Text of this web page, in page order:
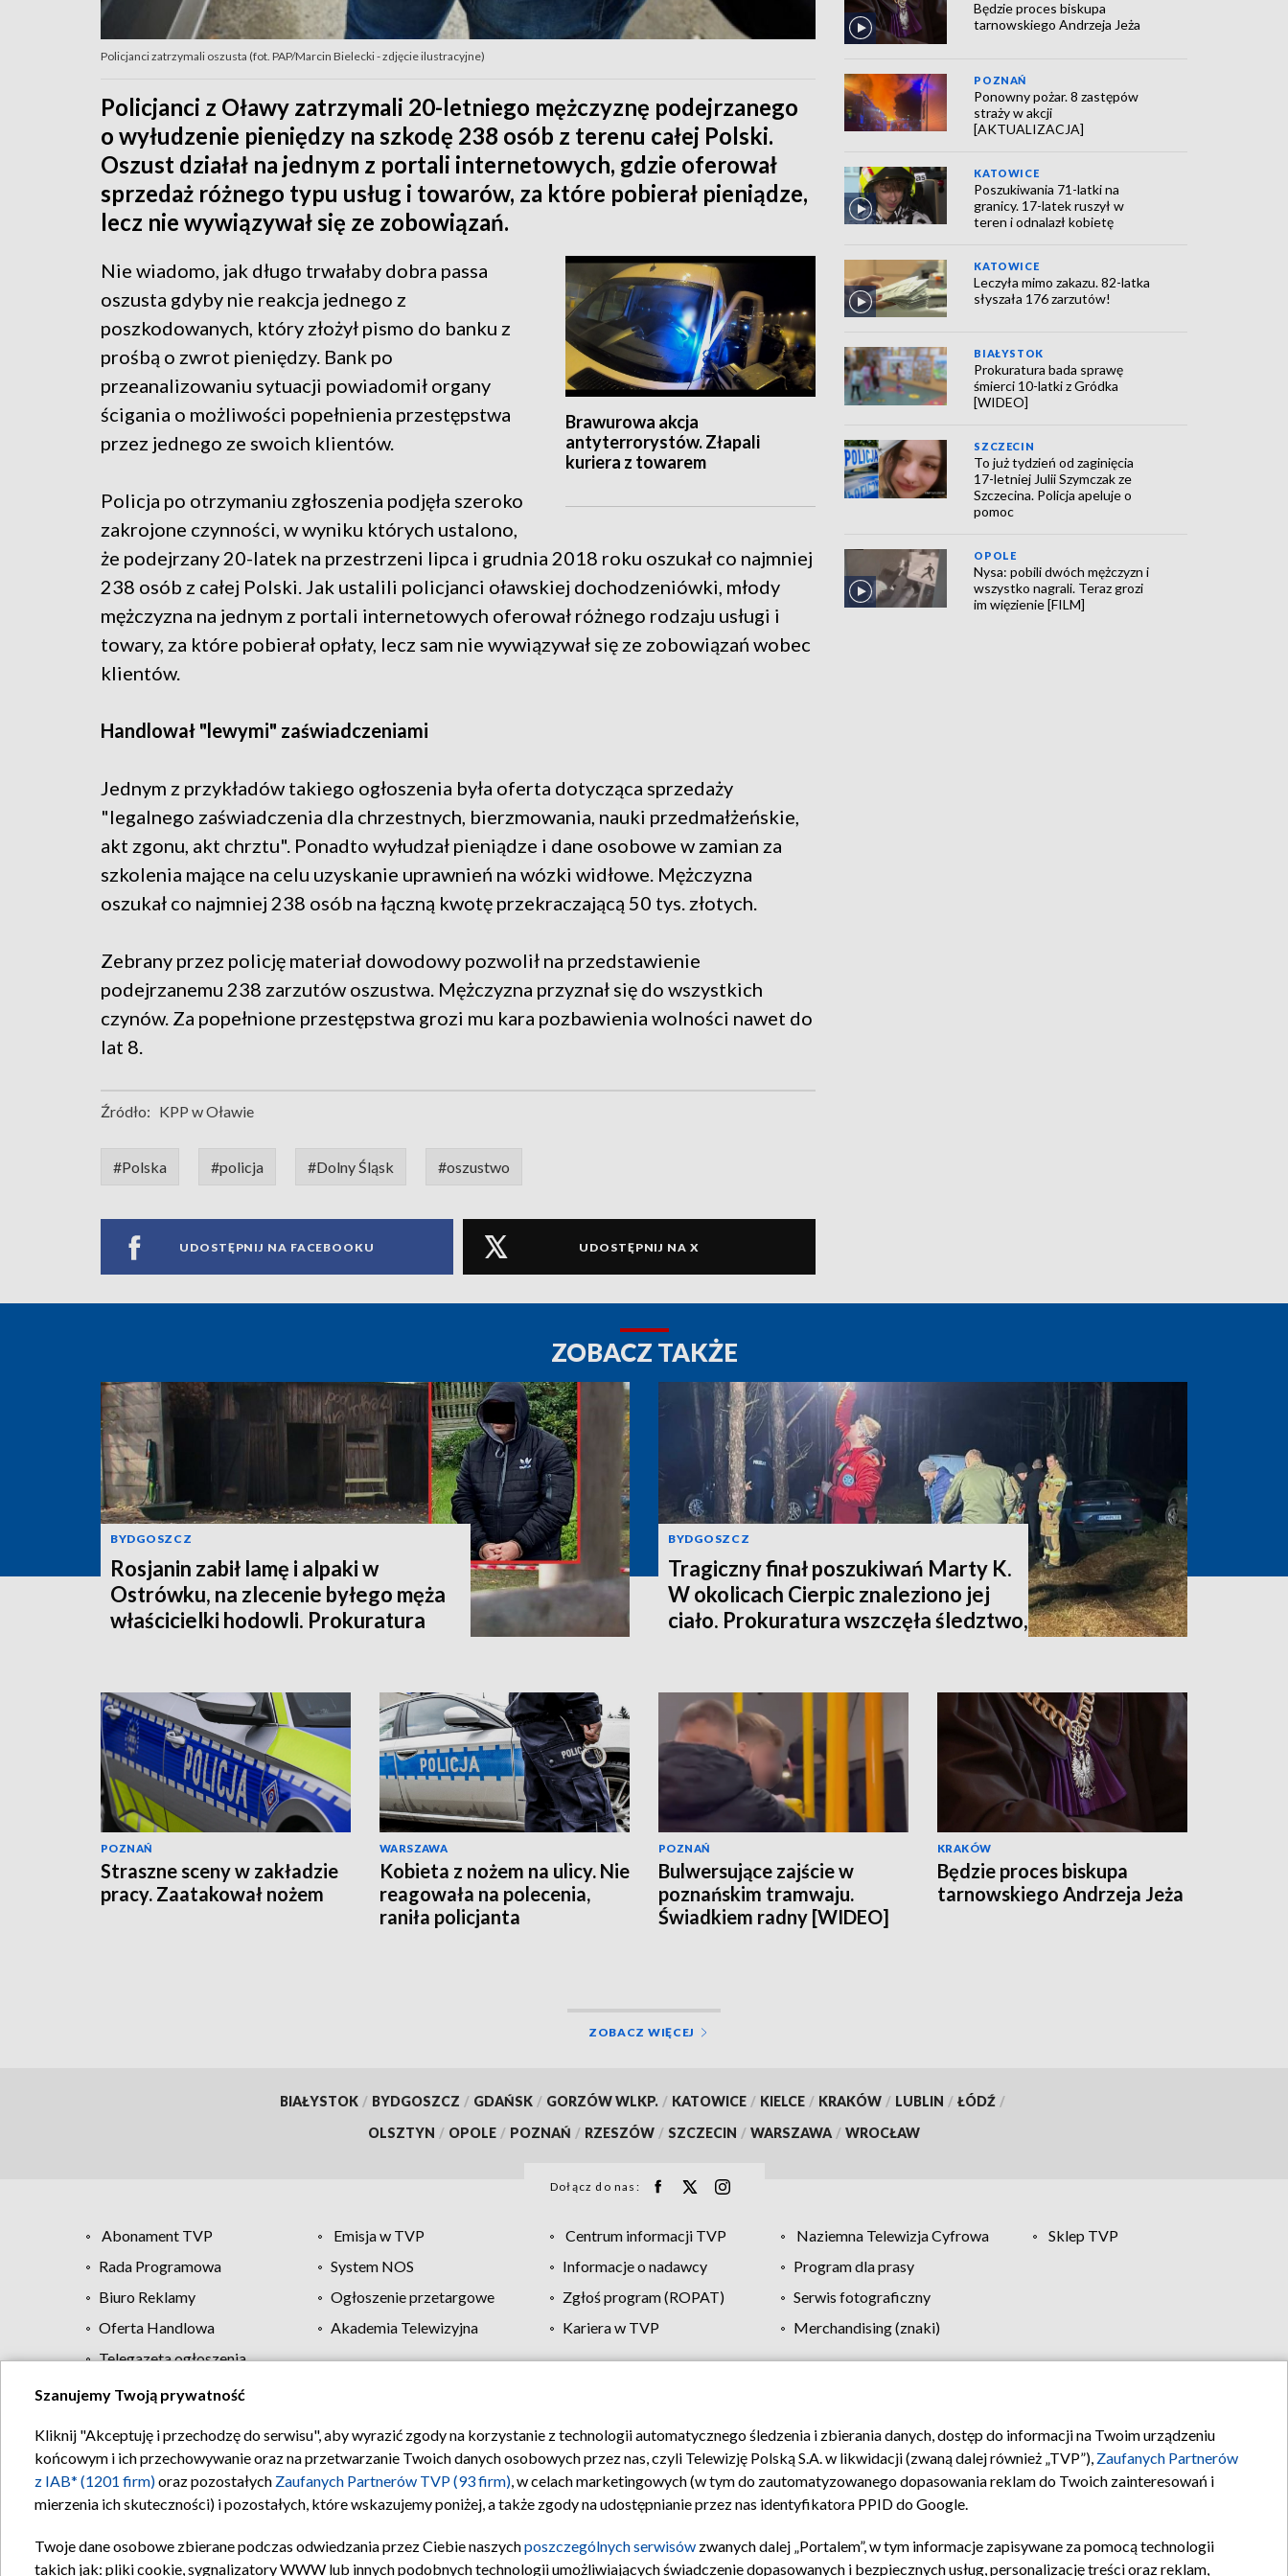
Policjanci zatrzymali oszusta (fot. PAP/Marcin Bielecki - zdjęcie ilustracyjne)
Policjanci z Oławy zatrzymali 20-letniego mężczyznę podejrzanego
o wyłudzenie pieniędzy na szkodę 238 osób z terenu całej Polski.
Oszust działał na jednym z portali internetowych, gdzie oferował
sprzedaż różnego typu usług i towarów, za które pobierał pieniądze,
lecz nie wywiązywał się ze zobowiązań.
Brawurowa akcja
antyterrorystów. Złapali
kuriera z towarem
Nie wiadomo, jak długo trwałaby dobra passa
oszusta gdyby nie reakcja jednego z
poszkodowanych, który złożył pismo do banku z
prośbą o zwrot pieniędzy. Bank po
przeanalizowaniu sytuacji powiadomił organy
ścigania o możliwości popełnienia przestępstwa
przez jednego ze swoich klientów.
Policja po otrzymaniu zgłoszenia podjęła szeroko
zakrojone czynności, w wyniku których ustalono,
że podejrzany 20-latek na przestrzeni lipca i grudnia 2018 roku oszukał co najmniej
238 osób z całej Polski. Jak ustalili policjanci oławskiej dochodzeniówki, młody
mężczyzna na jednym z portali internetowych oferował różnego rodzaju usługi i
towary, za które pobierał opłaty, lecz sam nie wywiązywał się ze zobowiązań wobec
klientów.
Handlował "lewymi" zaświadczeniami
Jednym z przykładów takiego ogłoszenia była oferta dotycząca sprzedaży
"legalnego zaświadczenia dla chrzestnych, bierzmowania, nauki przedmałżeńskie,
akt zgonu, akt chrztu". Ponadto wyłudzał pieniądze i dane osobowe w zamian za
szkolenia mające na celu uzyskanie uprawnień na wózki widłowe. Mężczyzna
oszukał co najmniej 238 osób na łączną kwotę przekraczającą 50 tys. złotych.
Zebrany przez policję materiał dowodowy pozwolił na przedstawienie
podejrzanemu 238 zarzutów oszustwa. Mężczyzna przyznał się do wszystkich
czynów. Za popełnione przestępstwa grozi mu kara pozbawienia wolności nawet do
lat 8.
Źródło: KPP w Oławie
#Polska #policja #Dolny Śląsk #oszustwo
UDOSTĘPNIJ NA FACEBOOKU UDOSTĘPNIJ NA X
Będzie proces biskupa
tarnowskiego Andrzeja Jeża
POZNAŃ
Ponowny pożar. 8 zastępów
straży w akcji
[AKTUALIZACJA]
KATOWICE
Poszukiwania 71-latki na
granicy. 17-latek ruszył w
teren i odnalazł kobietę
KATOWICE
Leczyła mimo zakazu. 82-latka
słyszała 176 zarzutów!
BIAŁYSTOK
Prokuratura bada sprawę
śmierci 10-latki z Gródka
[WIDEO]
SZCZECIN
To już tydzień od zaginięcia
17-letniej Julii Szymczak ze
Szczecina. Policja apeluje o
pomoc
OPOLE
Nysa: pobili dwóch mężczyzn i
wszystko nagrali. Teraz grozi
im więzienie [FILM]
ZOBACZ TAKŻE
BYDGOSZCZ
Rosjanin zabił lamę i alpaki w
Ostrówku, na zlecenie byłego męża
właścicielki hodowli. Prokuratura
BYDGOSZCZ
Tragiczny finał poszukiwań Marty K.
W okolicach Cierpic znaleziono jej
ciało. Prokuratura wszczęła śledztwo,
POZNAŃ
Straszne sceny w zakładzie
pracy. Zaatakował nożem
WARSZAWA
Kobieta z nożem na ulicy. Nie
reagowała na polecenia,
raniła policjanta
POZNAŃ
Bulwersujące zajście w
poznańskim tramwaju.
Świadkiem radny [WIDEO]
KRAKÓW
Będzie proces biskupa
tarnowskiego Andrzeja Jeża
ZOBACZ WIĘCEJ
BIAŁYSTOK / BYDGOSZCZ / GDAŃSK / GORZÓW WLKP. / KATOWICE / KIELCE / KRAKÓW / LUBLIN / ŁÓDŹ /
OLSZTYN / OPOLE / POZNAŃ / RZESZÓW / SZCZECIN / WARSZAWA / WROCŁAW
Dołącz do nas:
Abonament TVP Emisja w TVP Centrum informacji TVP Naziemna Telewizja Cyfrowa
Sklep TVP
Rada Programowa
System NOS Informacje o nadawcy
Program dla prasy
Biuro Reklamy
Ogłoszenie przetargowe Zgłoś program (ROPAT)
Serwis fotograficzny
Oferta Handlowa
Akademia Telewizyjna Kariera w TVP
Merchandising (znaki)
Telegazeta ogłoszenia
Regulamin TVP Polityka prywatności Moje zgody Pomoc Biuro reklamy Kontakt
Szanujemy Twoją prywatność
Kliknij "Akceptuję i przechodzę do serwisu", aby wyrazić zgody na korzystanie z technologii automatycznego śledzenia i zbierania danych, dostęp do informacji na Twoim urządzeniu
końcowym i ich przechowywanie oraz na przetwarzanie Twoich danych osobowych przez nas, czyli Telewizję Polską S.A. w likwidacji (zwaną dalej również „TVP”), Zaufanych Partnerów
z IAB* (1201 firm)oraz pozostałych Zaufanych Partnerów TVP (93 firm), w celach marketingowych (w tym do zautomatyzowanego dopasowania reklam do Twoich zainteresowań i
mierzenia ich skuteczności) i pozostałych, które wskazujemy poniżej, a także zgody na udostępnianie przez nas identyfikatora PPID do Google.
Twoje dane osobowe zbierane podczas odwiedzania przez Ciebie naszychposzczególnych serwisów zwanych dalej „Portalem”, w tym informacje zapisywane za pomocą technologii
takich jak: pliki cookie, sygnalizatory WWW lub innych podobnych technologii umożliwiających świadczenie dopasowanych i bezpiecznych usług, personalizację treści oraz reklam,